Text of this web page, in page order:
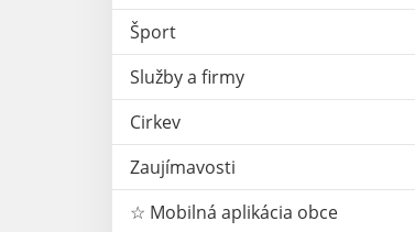
Šport
Služby a firmy
Cirkev
Zaujímavosti
☆ Mobilná aplikácia obce